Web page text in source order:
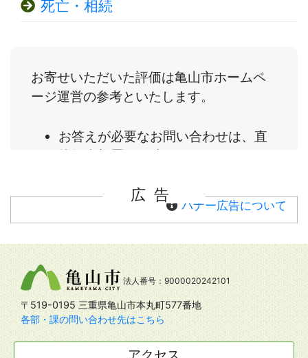
死亡・相続
広告
バナー広告について
法人番号：9000020242101
〒519-0195 三重県亀山市本丸町577番地
各部・課の問い合わせ先はこちら